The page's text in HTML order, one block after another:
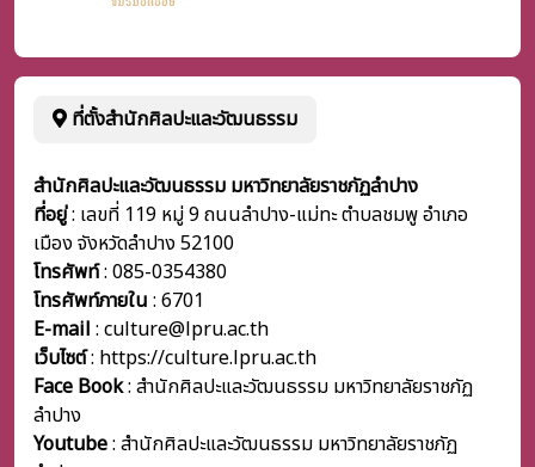
ที่ตั้งสำนักศิลปะและวัฒนธรรม
สำนักศิลปะและวัฒนธรรม มหาวิทยาลัยราชภัฏลำปาง
ที่อยู่: เลขที่ 119 หมู่ 9 ถนนลำปาง-แม่ทะ ตำบลชมพู อำเภอ
เมือง จังหวัดลำปาง 52100
โทรศัพท์: 085-0354380
โทรศัพท์ภายใน : 6701
E-mail : culture@lpru.ac.th
เว็บไซต์: https://culture.lpru.ac.th
Face Book: สำนักศิลปะและวัฒนธรรม มหาวิทยาลัยราชภัฏ
ลำปาง
Youtube: สำนักศิลปะและวัฒนธรรม มหาวิทยาลัยราชภัฏ